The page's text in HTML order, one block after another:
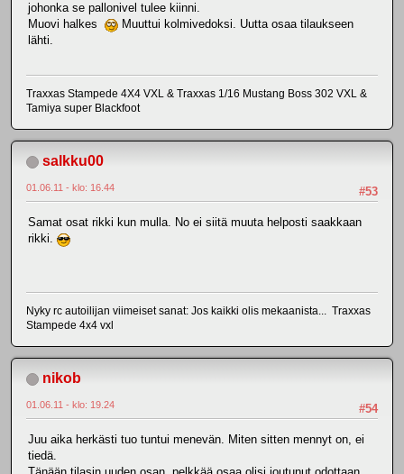
johonka se pallonivel tulee kiinni.
Muovi halkes
Muuttui kolmivedoksi. Uutta osaa tilaukseen
lähti.
Traxxas Stampede 4X4 VXL & Traxxas 1/16 Mustang Boss 302 VXL &
Tamiya super Blackfoot
salkku00
#53
01.06.11 - klo: 16.44
Samat osat rikki kun mulla. No ei siitä muuta helposti saakkaan
rikki.
Nyky rc autoilijan viimeiset sanat: Jos kaikki olis mekaanista... Traxxas
Stampede 4x4 vxl
nikob
#54
01.06.11 - klo: 19.24
Juu aika herkästi tuo tuntui menevän. Miten sitten mennyt on, ei
tiedä.